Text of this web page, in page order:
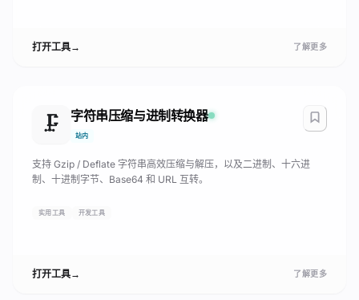
打开工具→ 了解更多
🗜️ 字符串压缩与进制转换器
站内
支持 Gzip / Deflate 字符串高效压缩与解压，以及二进制、十六进
制、十进制字节、Base64 和 URL 互转。
实用工具 开发工具
打开工具→ 了解更多